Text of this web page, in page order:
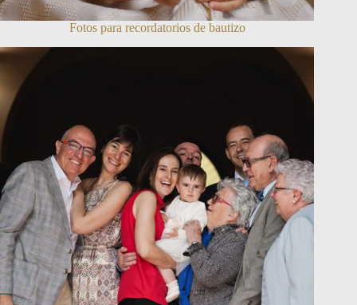
Fotos para recordatorios de bautizo